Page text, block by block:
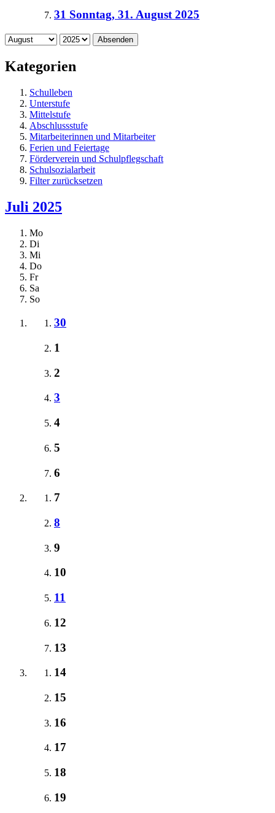
31 Sonntag, 31. August 2025
Absenden
Kategorien
Schulleben
Unterstufe
Mittelstufe
Abschlussstufe
Mitarbeiterinnen und Mitarbeiter
Ferien und Feiertage
Förderverein und Schulpflegschaft
Schulsozialarbeit
Filter zurücksetzen
Juli 2025
Mo
Di
Mi
Do
Fr
Sa
So
30
1
2
3
4
5
6
7
8
9
10
11
12
13
14
15
16
17
18
19